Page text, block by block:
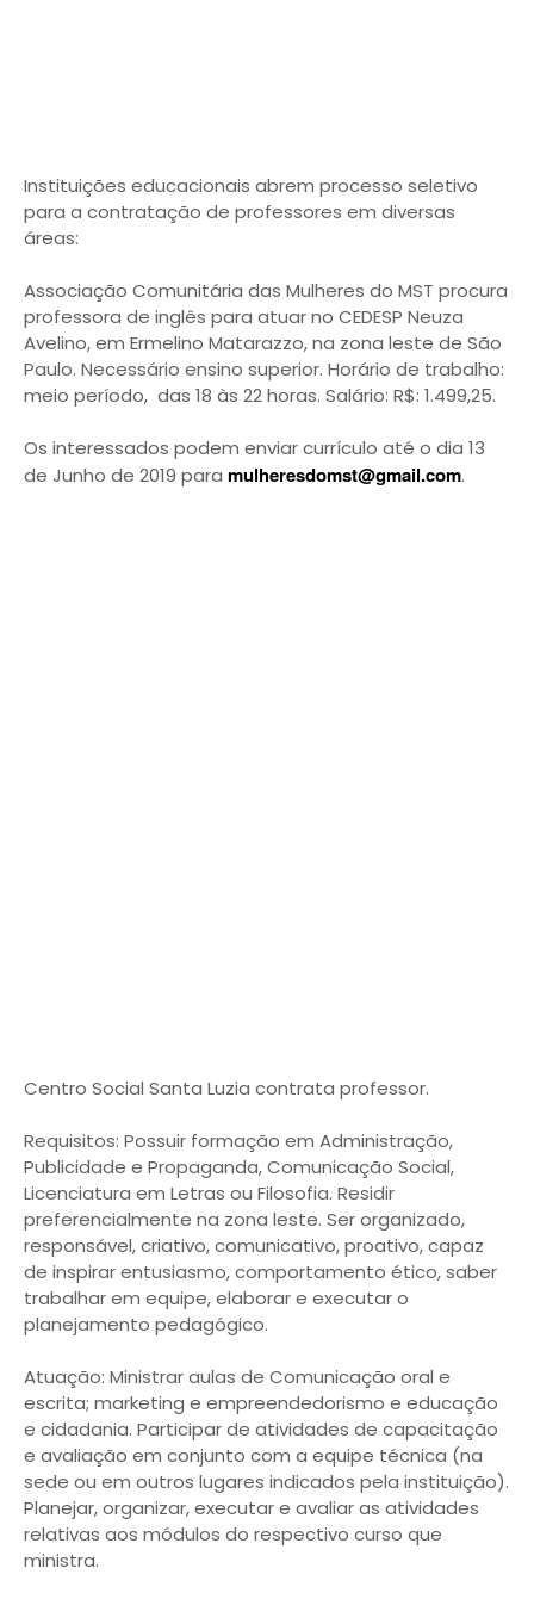
Instituições educacionais abrem processo seletivo
para a contratação de professores em diversas
áreas:
Associação Comunitária das Mulheres do MST procura
professora de inglês para atuar no CEDESP Neuza
Avelino, em Ermelino Matarazzo, na zona leste de São
Paulo. Necessário ensino superior. Horário de trabalho:
meio período, das 18 às 22 horas. Salário: R$: 1.499,25.
Os interessados podem enviar currículo até o dia 13
de Junho de 2019 para mulheresdomst@gmail.com.
Centro Social Santa Luzia contrata professor.
Requisitos: Possuir formação em Administração,
Publicidade e Propaganda, Comunicação Social,
Licenciatura em Letras ou Filosofia. Residir
preferencialmente na zona leste. Ser organizado,
responsável, criativo, comunicativo, proativo, capaz
de inspirar entusiasmo, comportamento ético, saber
trabalhar em equipe, elaborar e executar o
planejamento pedagógico.
Atuação: Ministrar aulas de Comunicação oral e
escrita; marketing e empreendedorismo e educação
e cidadania. Participar de atividades de capacitação
e avaliação em conjunto com a equipe técnica (na
sede ou em outros lugares indicados pela instituição).
Planejar, organizar, executar e avaliar as atividades
relativas aos módulos do respectivo curso que
ministra.